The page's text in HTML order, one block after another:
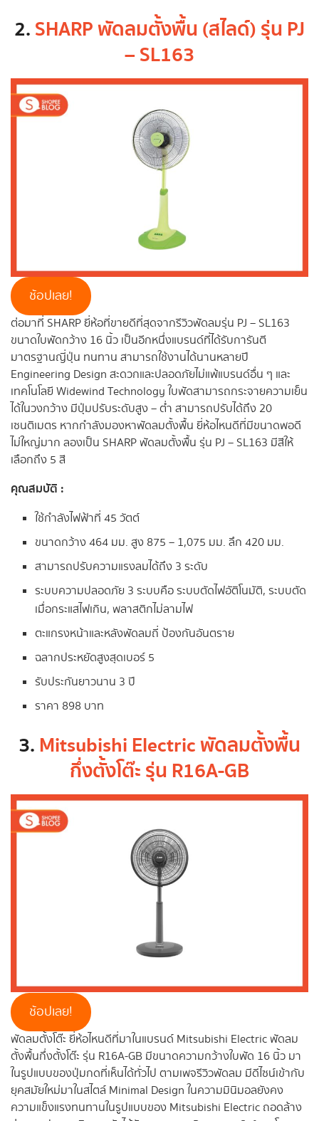
2.SHARP พัดลมตั้งพื้น (สไลด์) รุ่น PJ
– SL163
ช้อปเลย!
ต่อมาที่ SHARP ยี่ห้อที่ขายดีที่สุดจากรีวิวพัดลมรุ่น PJ – SL163
ขนาดใบพัดกว้าง 16 นิ้ว เป็นอีกหนึ่งแบรนด์ที่ได้รับการันตี
มาตรฐานญี่ปุ่น ทนทาน สามารถใช้งานได้นานหลายปี
Engineering Design สะดวกและปลอดภัยไม่แพ้แบรนด์อื่น ๆ และ
เทคโนโลยี Widewind Technology ใบพัดสามารถกระจายความเย็น
ได้ในวงกว้าง มีปุ่มปรับระดับสูง – ต่ำ สามารถปรับได้ถึง 20
เซนติเมตร หากกำลังมองหาพัดลมตั้งพื้น ยี่ห้อไหนดีที่มีขนาดพอดี
ไม่ใหญ่มาก ลองเป็น SHARP พัดลมตั้งพื้น รุ่น PJ – SL163 มีสีให้
เลือกถึง 5 สี
คุณสมบัติ :
ใช้กำลังไฟฟ้าที่ 45 วัตต์
ขนาดกว้าง 464 มม. สูง 875 – 1,075 มม. ลึก 420 มม.
สามารถปรับความแรงลมได้ถึง 3 ระดับ
ระบบความปลอดภัย 3 ระบบคือ ระบบตัดไฟอัติโนมัติ, ระบบตัด
เมื่อกระแสไฟเกิน, พลาสติกไม่ลามไฟ
ตะแกรงหน้าและหลังพัดลมถี่ ป้องกันอันตราย
ฉลากประหยัดสูงสุดเบอร์ 5
รับประกันยาวนาน 3 ปี
ราคา 898 บาท
3. Mitsubishi Electric พัดลมตั้งพื้น
กึ่งตั้งโต๊ะ รุ่น R16A-GB
ช้อปเลย!
พัดลมตั้งโต๊ะ ยี่ห้อไหนดีที่มาในแบรนด์ Mitsubishi Electric พัดลม
ตั้งพื้นกึ่งตั้งโต๊ะ รุ่น R16A-GB มีขนาดความกว้างใบพัด 16 นิ้ว มา
ในรูปแบบของปุ่มกดที่เห็นได้ทั่วไป ตามเพจรีวิวพัดลม มีดีไซน์เข้ากับ
ยุคสมัยใหม่มาในสไตล์ Minimal Design ในความมินิมอลยังคง
ความแข็งแรงทนทานในรูปแบบของ Mitsubishi Electric ถอดล้าง